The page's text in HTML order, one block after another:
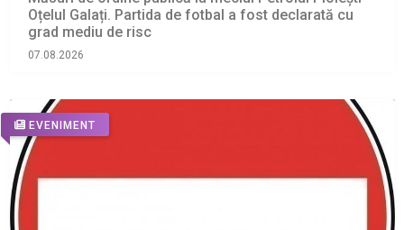
Oțelul Galați. Partida de fotbal a fost declarată cu
grad mediu de risc
07.08.2026
EVENIMENT